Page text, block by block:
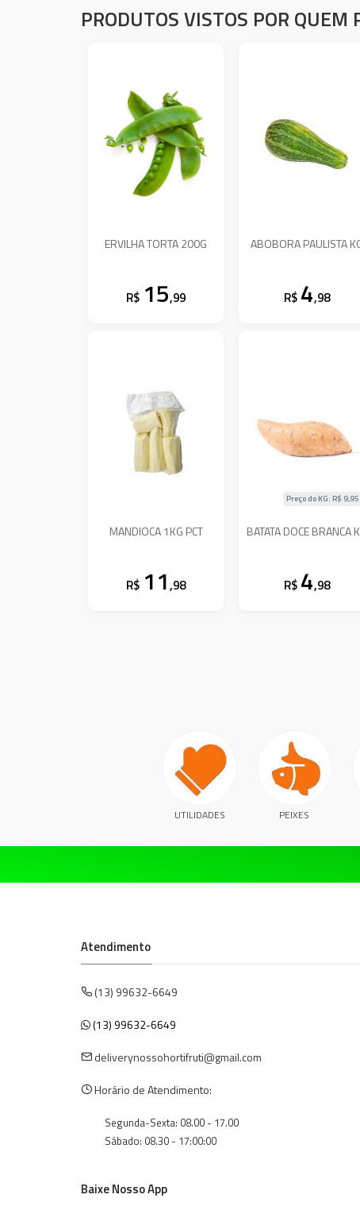
PRODUTOS VISTOS POR QUEM
ERVILHA TORTA 200G
R$ 15,99
ABOBORA PAULISTA
R$ 4,98
MANDIOCA 1KG PCT
R$ 11,98
BATATA DOCE BRANCA
Preço do KG: R$ 9,95
R$ 4,98
UTILIDADES PEIXES
Atendimento
(13) 99632-6649
(13) 99632-6649
deliverynossohortifruti@gmail.com
Horário de Atendimento:
Segunda-Sexta: 08.00 - 17.00
Sábado: 08.30 - 17:00:00
Baixe Nosso App